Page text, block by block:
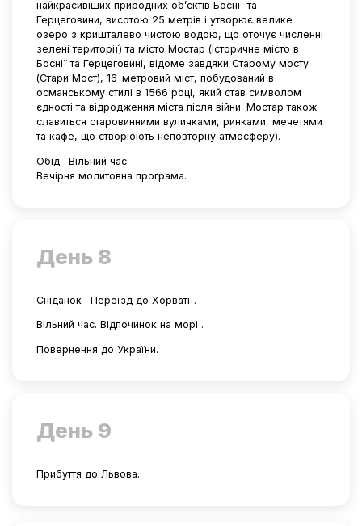
найкрасивіших природних об’єктів Боснії та
Герцеговини, висотою 25 метрів і утворює велике
озеро з кришталево чистою водою, що оточує численні
зелені території) та місто Мостар (історичне місто в
Боснії та Герцеговині, відоме завдяки Старому мосту
(Стари Мост), 16-метровий міст, побудований в
османському стилі в 1566 році, який став символом
єдності та відродження міста після війни. Мостар також
славиться старовинними вуличками, ринками, мечетями
та кафе, що створюють неповторну атмосферу).
Обід. Вільний час.
Вечірня молитовна програма.
День 8
Сніданок . Переїзд до Хорватії.
Вільний час. Відпочинок на морі .
Повернення до України.
День 9
Прибуття до Львова.